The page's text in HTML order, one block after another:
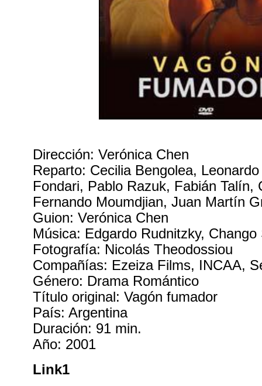
Dirección: Verónica Chen
Reparto: Cecilia Bengolea,
Fondari, Pablo Razuk, Fabián Talín,
Fernando Moumdjian, Juan Martín
Guion: Verónica Chen
Música: Edgardo Rudnitzky, Chango
Fotografía: Nicolás Theodossiou
Compañías: Ezeiza Films, INCAA,
Género: Drama Romántico
Título original: Vagón fumador
País: Argentina
Duración: 91 min.
Año: 2001
Link1